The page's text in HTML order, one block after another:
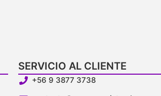
SERVICIO AL CLIENTE
+56 9 3877 3738